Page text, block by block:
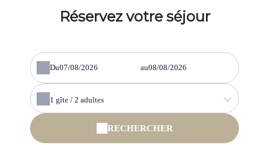
Réservez votre séjour
Du au
1 gîte / 2 adultes
RECHERCHER